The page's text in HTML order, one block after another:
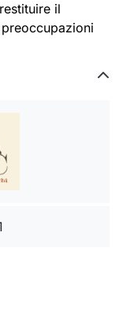
il